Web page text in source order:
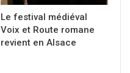
Le festival médiéval
Voix et Route romane
revient en Alsace